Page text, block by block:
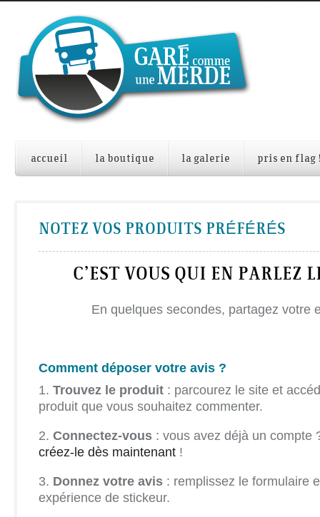
accueil la boutique la galerie pris en flag
NOTEZ VOS PRODUITS PRÉFÉRÉS
C’EST VOUS QUI EN PARLEZ
En quelques secondes, partagez votre
Comment déposer votre avis ?
1. Trouvez le produit : parcourez le site et
produit que vous souhaitez commenter.
2. Connectez-vous : vous avez déjà un compte
créez-le dès maintenant !
3. Donnez votre avis : remplissez le formulaire
expérience de stickeur.